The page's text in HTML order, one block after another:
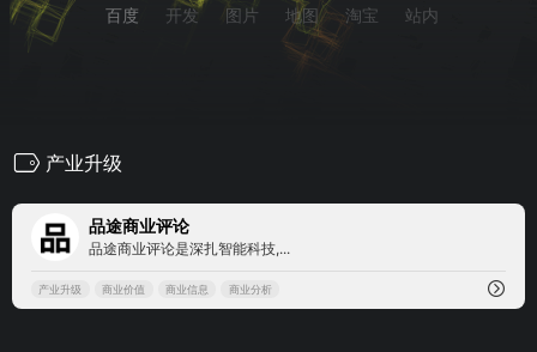
百度 开发 图片 地图 淘宝 站内
产业升级
品途商业评论
品途商业评论是深扎智能科技,...
产业升级 商业价值 商业信息 商业分析